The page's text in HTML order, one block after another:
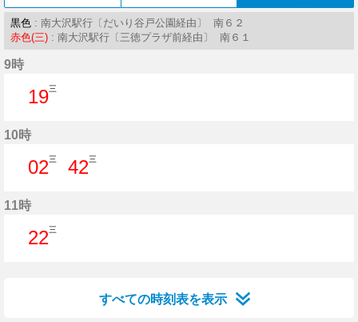
黒色 : 南大沢駅行〔だいり谷戸公園経由〕 南６２
赤色(三) : 南大沢駅行〔三徳プラザ前経由〕 南６１
9時
19三
10時
02三
42三
11時
22三
すべての時刻表を表示